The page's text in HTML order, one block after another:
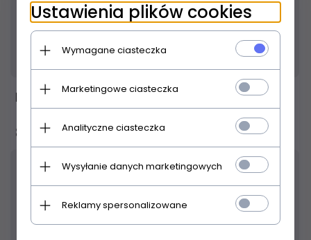
Produkt dostępny!
MAT MAX dzwonki chromatyczne 27 tonowe
89, 00 PLN
Ustawienia plików cookies
Wymagane ciasteczka
Marketingowe ciasteczka
Analityczne ciasteczka
Wysyłanie danych marketingowych
Reklamy spersonalizowane